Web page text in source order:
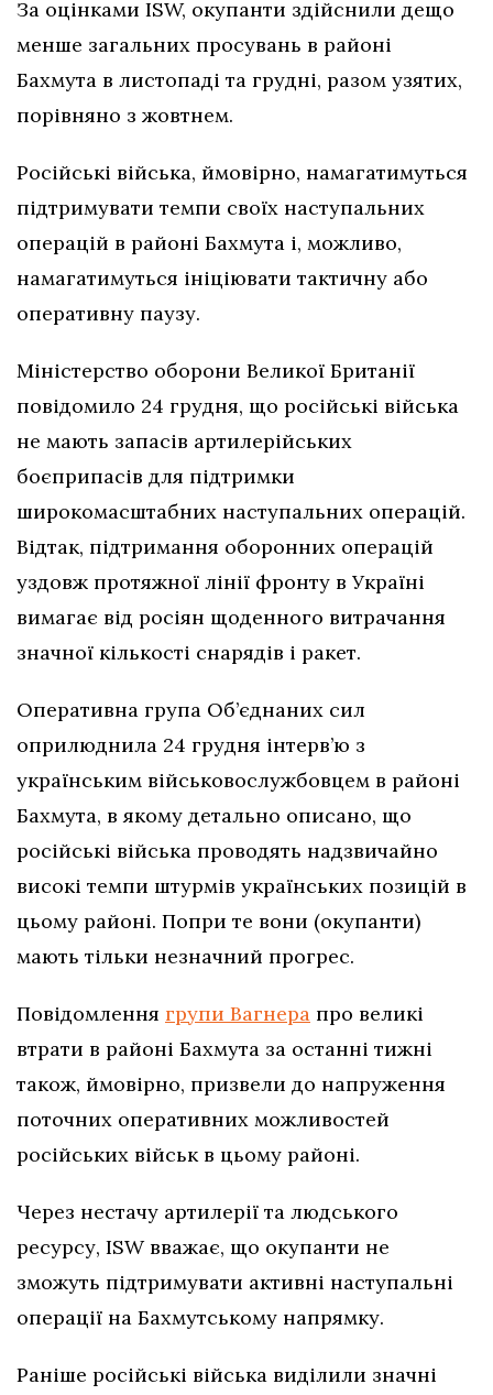
За оцінками ISW, окупанти здійснили дещо
менше загальних просувань в районі
Бахмута в листопаді та грудні, разом узятих,
порівняно з жовтнем.
Російські війська, ймовірно, намагатимуться
підтримувати темпи своїх наступальних
операцій в районі Бахмута і, можливо,
намагатимуться ініціювати тактичну або
оперативну паузу.
Міністерство оборони Великої Британії
повідомило 24 грудня, що російські війська
не мають запасів артилерійських
боєприпасів для підтримки
широкомасштабних наступальних операцій.
Відтак, підтримання оборонних операцій
уздовж протяжної лінії фронту в Україні
вимагає від росіян щоденного витрачання
значної кількості снарядів і ракет.
Оперативна група Об’єднаних сил
оприлюднила 24 грудня інтерв’ю з
українським військовослужбовцем в районі
Бахмута, в якому детально описано, що
російські війська проводять надзвичайно
високі темпи штурмів українських позицій в
цьому районі. Попри те вони (окупанти)
мають тільки незначний прогрес.
Повідомлення групи Вагнера про великі
втрати в районі Бахмута за останні тижні
також, ймовірно, призвели до напруження
поточних оперативних можливостей
російських військ в цьому районі.
Через нестачу артилерії та людського
ресурсу, ISW вважає, що окупанти не
зможуть підтримувати активні наступальні
операції на Бахмутському напрямку.
Раніше російські війська виділили значні